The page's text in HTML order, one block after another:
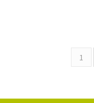
栄にも相談してみることに
ました。 当社を選んだ決め手
は？ 現地調査では建物の状
やすく説明してもらえたた
1